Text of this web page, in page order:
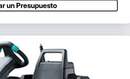
un Presupuesto